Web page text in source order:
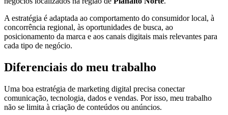
A estratégia é adaptada ao comportamento do consumidor local, à
concorrência regional, às oportunidades de busca, ao
posicionamento da marca e aos canais digitais mais relevantes para
cada tipo de negócio.
Diferenciais do meu trabalho
Uma boa estratégia de marketing digital precisa conectar
comunicação, tecnologia, dados e vendas. Por isso, meu trabalho
não se limita à criação de conteúdos ou anúncios.